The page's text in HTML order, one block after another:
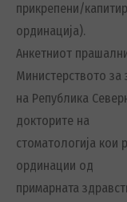
прикрепени/
ординација).
Анкетниот
Министерството за
на Република
докторите на
стоматологија кои
ординации од
примарната